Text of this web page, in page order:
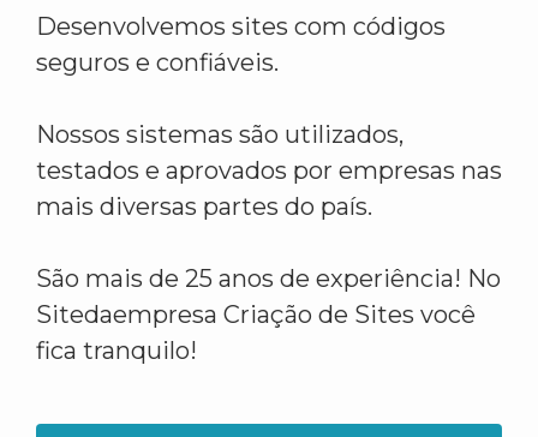
Desenvolvemos sites com códigos
seguros e confiáveis.
Nossos sistemas são utilizados,
testados e aprovados por empresas nas
mais diversas partes do país.
São mais de 25 anos de experiência! No
Sitedaempresa Criação de Sites você
fica tranquilo!